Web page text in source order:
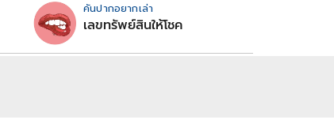
คันปากอยากเล่า
เลขทรัพย์สินให้โชค